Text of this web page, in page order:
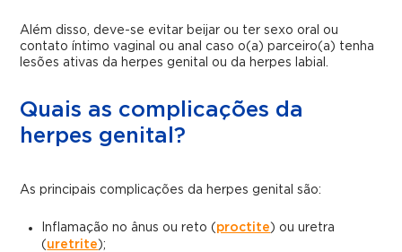
Além disso, deve-se evitar beijar ou ter sexo oral ou
contato íntimo vaginal ou anal caso o(a) parceiro(a) tenha
lesões ativas da herpes genital ou da herpes labial.
Quais as complicações da
herpes genital?
As principais complicações da herpes genital são:
Inflamação no ânus ou reto (proctite) ou uretra
(uretrite);